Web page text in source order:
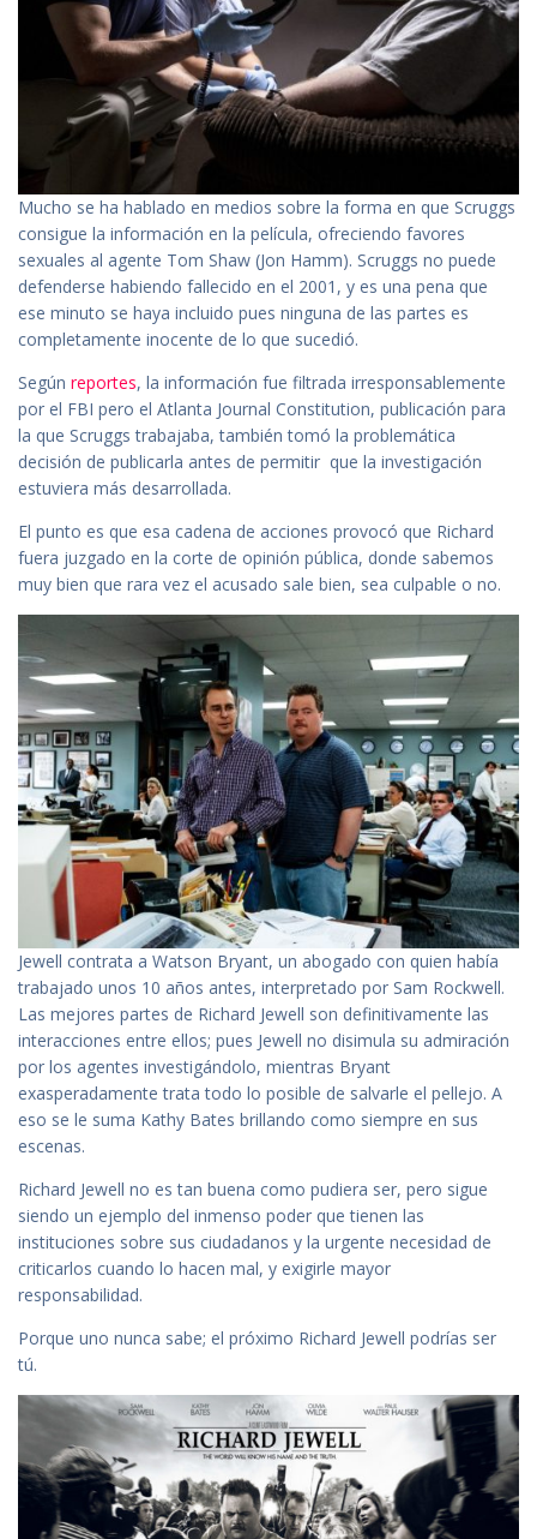
Mucho se ha hablado en medios sobre la forma en que Scruggs
consigue la información en la película, ofreciendo favores
sexuales al agente Tom Shaw (Jon Hamm). Scruggs no puede
defenderse habiendo fallecido en el 2001, y es una pena que
ese minuto se haya incluido pues ninguna de las partes es
completamente inocente de lo que sucedió.
Según reportes, la información fue filtrada irresponsablemente
por el FBI pero el Atlanta Journal Constitution, publicación para
la que Scruggs trabajaba, también tomó la problemática
decisión de publicarla antes de permitir que la investigación
estuviera más desarrollada.
El punto es que esa cadena de acciones provocó que Richard
fuera juzgado en la corte de opinión pública, donde sabemos
muy bien que rara vez el acusado sale bien, sea culpable o no.
Jewell contrata a Watson Bryant, un abogado con quien había
trabajado unos 10 años antes, interpretado por Sam Rockwell.
Las mejores partes de Richard Jewell son definitivamente las
interacciones entre ellos; pues Jewell no disimula su admiración
por los agentes investigándolo, mientras Bryant
exasperadamente trata todo lo posible de salvarle el pellejo. A
eso se le suma Kathy Bates brillando como siempre en sus
escenas.
Richard Jewell no es tan buena como pudiera ser, pero sigue
siendo un ejemplo del inmenso poder que tienen las
instituciones sobre sus ciudadanos y la urgente necesidad de
criticarlos cuando lo hacen mal, y exigirle mayor
responsabilidad.
Porque uno nunca sabe; el próximo Richard Jewell podrías ser
tú.